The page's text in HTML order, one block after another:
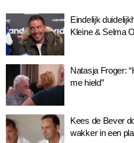
Eindelijk
Kleine & Selma
Natasja Froger:
me hield”
Kees de Bever
wakker in een